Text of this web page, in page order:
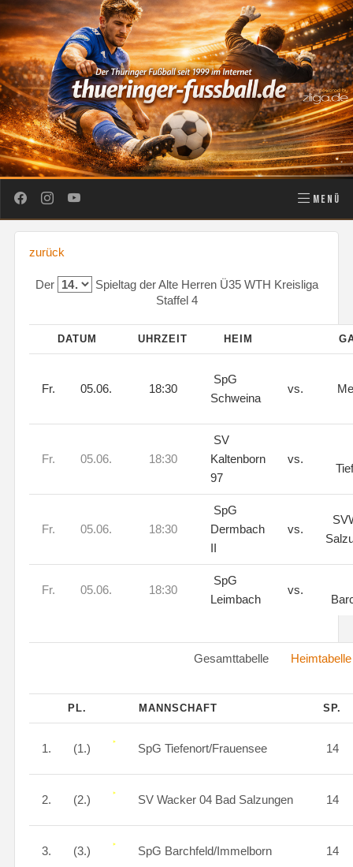
MENÜ
zurück
Der
Spieltag der Alte Herren Ü35 WTH Kreisliga
Staffel 4
DATUM UHRZEIT HEIM
Fr. 05.06. 18:30
SpG
Schweina
vs.
Fr. 05.06. 18:30
SV
Kaltenborn
97
vs.
Fr. 05.06. 18:30
SpG
Dermbach
II
vs.
Fr. 05.06. 18:30
SpG
Leimbach
vs.
Gesamttabelle Heimtabelle
PL. MANNSCHAFT SP.
1. (1.) SpG Tiefenort/Frauensee 14
2. (2.) SV Wacker 04 Bad Salzungen 14
3. (3.) SpG Barchfeld/Immelborn 14